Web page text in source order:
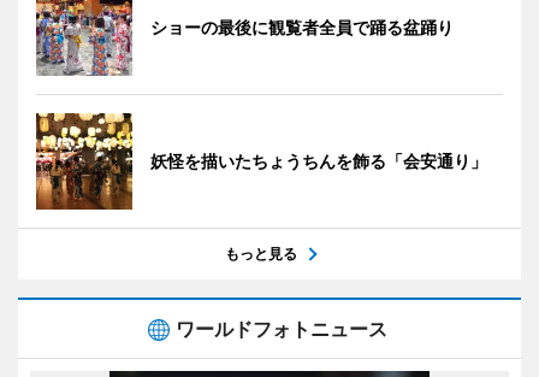
ショーの最後に観覧者全員で踊る盆踊り
妖怪を描いたちょうちんを飾る「会安通り」
もっと見る
ワールドフォトニュース